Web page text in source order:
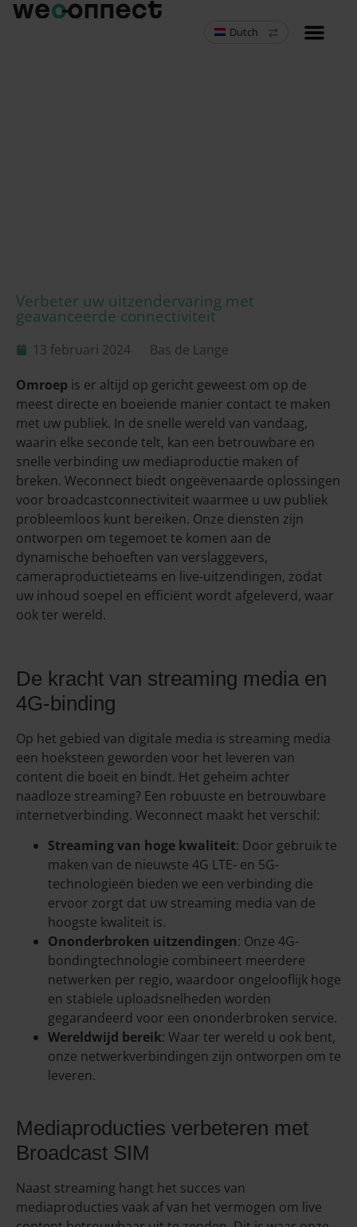
Dutch
Verbeter uw uitzendervaring met
geavanceerde connectiviteit
13 februari 2024
Bas de Lange
Omroep is er altijd op gericht geweest om op de
meest directe en boeiende manier contact te maken
met uw publiek. In de snelle wereld van vandaag,
waarin elke seconde telt, kan een betrouwbare en
snelle verbinding uw mediaproductie maken of
breken. Weconnect biedt ongeëvenaarde oplossingen
voor broadcastconnectiviteit waarmee u uw publiek
probleemloos kunt bereiken. Onze diensten zijn
ontworpen om tegemoet te komen aan de
dynamische behoeften van verslaggevers,
cameraproductieteams en live-uitzendingen, zodat
uw inhoud soepel en efficiënt wordt afgeleverd, waar
ook ter wereld.
De kracht van streaming media en
4G-binding
Op het gebied van digitale media is streaming media
een hoeksteen geworden voor het leveren van
content die boeit en bindt. Het geheim achter
naadloze streaming? Een robuuste en betrouwbare
internetverbinding. Weconnect maakt het verschil:
Streaming van hoge kwaliteit: Door gebruik te
maken van de nieuwste 4G LTE- en 5G-
technologieën bieden we een verbinding die
ervoor zorgt dat uw streaming media van de
hoogste kwaliteit is.
Ononderbroken uitzendingen: Onze 4G-
bondingtechnologie combineert meerdere
netwerken per regio, waardoor ongelooflijk hoge
en stabiele uploadsnelheden worden
gegarandeerd voor een ononderbroken service.
Wereldwijd bereik: Waar ter wereld u ook bent,
onze netwerkverbindingen zijn ontworpen om te
leveren.
Mediaproducties verbeteren met
Broadcast SIM
Naast streaming hangt het succes van
mediaproducties vaak af van het vermogen om live